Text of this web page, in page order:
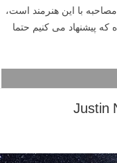
با این هنرمند است،
پیشنهاد می کنیم حتما